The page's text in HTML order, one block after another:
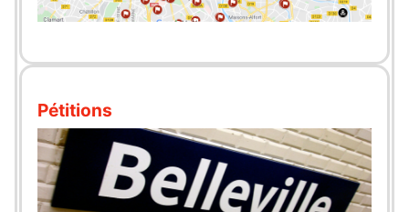
Pétitions